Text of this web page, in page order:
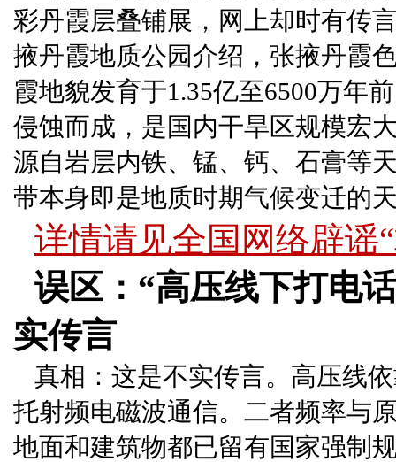
彩丹霞层叠铺展，网上却时有传
掖丹霞地质公园介绍，张掖丹霞
霞地貌发育于1.35亿至6500万年
侵蚀而成，是国内干旱区规模宏
源自岩层内铁、锰、钙、石膏等
带本身即是地质时期气候变迁的
详情请见全国网络辟谣
误区：“高压线下打电
实传言
真相：这是不实传言。高压线
托射频电磁波通信。二者频率与
地面和建筑物都已留有国家强制